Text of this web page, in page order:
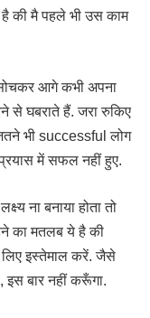
है की मै पहले भी उस काम
सोचकर आगे कभी अपना
से घबराते हैं. जरा रुकिए
भी successful लोग
में सफल नहीं हुए.
ना बनाया होता तो
का मतलब ये है की
इस्तेमाल करें. जैसे
इस बार नहीं करूँगा.